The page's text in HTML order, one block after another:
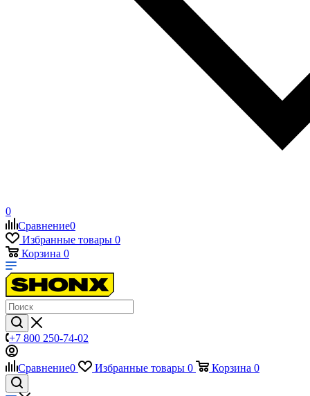
0
Сравнение0
Избранные товары 0
Корзина 0
+7 800 250-74-02
Сравнение0 Избранные товары 0 Корзина 0